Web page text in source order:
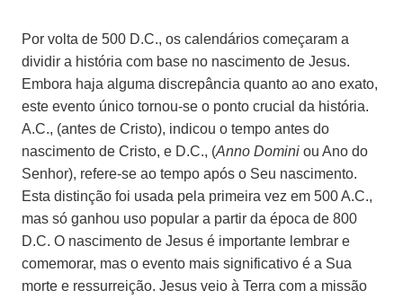
Por volta de 500 D.C., os calendários começaram a
dividir a história com base no nascimento de Jesus.
Embora haja alguma discrepância quanto ao ano exato,
este evento único tornou-se o ponto crucial da história.
A.C., (antes de Cristo), indicou o tempo antes do
nascimento de Cristo, e D.C., (Anno Domini ou Ano do
Senhor), refere-se ao tempo após o Seu nascimento.
Esta distinção foi usada pela primeira vez em 500 A.C.,
mas só ganhou uso popular a partir da época de 800
D.C. O nascimento de Jesus é importante lembrar e
comemorar, mas o evento mais significativo é a Sua
morte e ressurreição. Jesus veio à Terra com a missão